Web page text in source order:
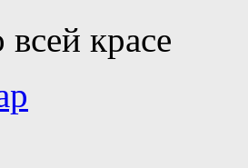
красе